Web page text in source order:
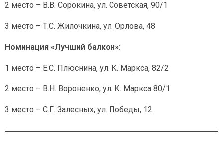
2 место – В.В. Сорокина, ул. Советская, 90/1
3 место – Т.С. Жилочкина, ул. Орлова, 48
Номинация «Лучший балкон»:
1 место – Е.С. Плюснина, ул. К. Маркса, 82/2
2 место – В.Н. Вороненко, ул. К. Маркса 80/1
3 место – С.Г. Залесных, ул. Победы, 12